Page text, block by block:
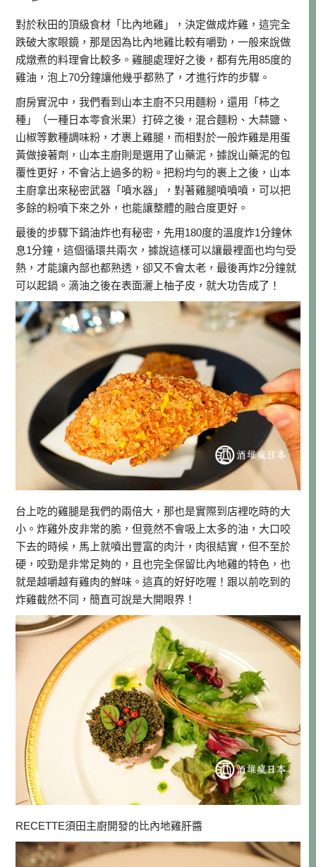
對於秋田的頂級食材「比內地雞」，決定做成炸雞，這完全
跌破大家眼鏡，那是因為比內地雞比較有嚼勁，一般來說做
成燉煮的料理會比較多。雞腿處理好之後，都有先用85度的
雞油，泡上70分鐘讓他幾乎都熟了，才進行炸的步驟。
廚房實況中，我們看到山本主廚不只用麵粉，還用「柿之
種」（一種日本零食米果）打碎之後，混合麵粉、大蒜鹽、
山椒等數種調味粉，才裹上雞腿，而相對於一般炸雞是用蛋
黃做接著劑，山本主廚則是選用了山藥泥，據說山藥泥的包
覆性更好，不會沾上過多的粉。把粉均勻的裹上之後，山本
主廚拿出來秘密武器「噴水器」，對著雞腿噴噴噴，可以把
多餘的粉噴下來之外，也能讓整體的融合度更好。
最後的步驟下鍋油炸也有秘密，先用180度的溫度炸1分鐘休
息1分鐘，這個循環共兩次，據說這樣可以讓最裡面也均勻受
熱，才能讓內部也都熟透，卻又不會太老，最後再炸2分鐘就
可以起鍋。滴油之後在表面灑上柚子皮，就大功告成了！
台上吃的雞腿是我們的兩倍大，那也是實際到店裡吃時的大
小。炸雞外皮非常的脆，但竟然不會吸上太多的油，大口咬
下去的時候，馬上就噴出豐富的肉汁，肉很結實，但不至於
硬，咬勁是非常足夠的，且也完全保留比內地雞的特色，也
就是越嚼越有雞肉的鮮味。這真的好好吃喔！跟以前吃到的
炸雞截然不同，簡直可說是大開眼界！
RECETTE須田主廚開發的比內地雞肝醬